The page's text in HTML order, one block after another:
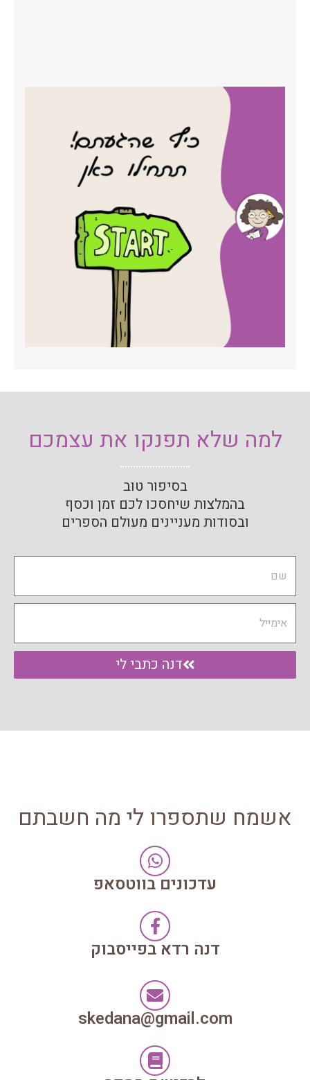
למה שלא תפנקו את עצמכם
בסיפור טוב
בהמלצות שיחסכו לכם זמן וכסף
ובסודות מעניינים מעולם הספרים
דנה כתבי לי
אשמח שתספרו לי מה חשבתם
עדכונים בווטסאפ
דנה רדא בפייסבוק
skedana@gmail.com